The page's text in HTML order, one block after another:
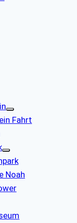
Fahrt
Noah